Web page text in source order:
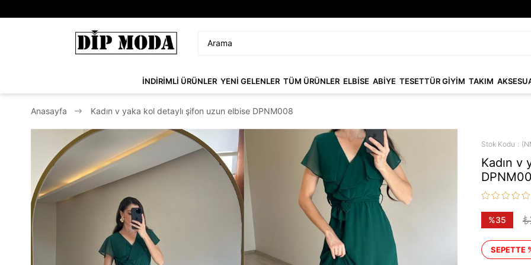
İNDİRİMLİ ÜRÜNLER YENİ GELENLER TÜM ÜRÜNLER ELBİSE ABİYE TESETTÜR GİYİM TAKIM
Anasayfa Kadın v yaka kol detaylı şifon uzun elbise DPNM008
Stok Kodu
Kadın v
%35
SEPETTE